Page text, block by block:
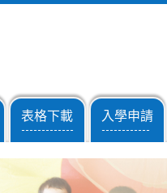
表格下載
-------------
入學申請
------------